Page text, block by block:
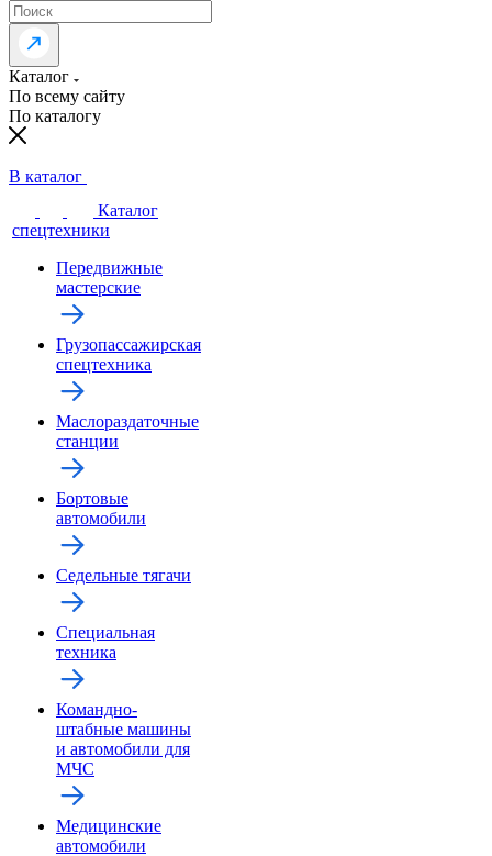
Каталог
По всему сайту
По каталогу
В каталог
Каталог
спецтехники
Передвижные
мастерские
Грузопассажирская
спецтехника
Маслораздаточные
станции
Бортовые
автомобили
Седельные тягачи
Специальная
техника
Командно-
штабные машины
и автомобили для
МЧС
Медицинские
автомобили